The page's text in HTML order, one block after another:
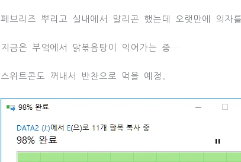
페브리즈 뿌리고 실내에서 말리곤 했는데 오랫만에 의자
지금은 부엌에서 닭볶음탕이 익어가는 중…
스위트콘도 꺼내서 반찬으로 먹을 예정.